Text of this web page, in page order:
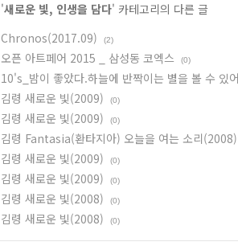
'새로운 빛, 인생을 담다' 카테고리의 다른 글
Chronos(2017.09)
(2)
오픈 아트페어 2015 _ 삼성동 코엑스 (0)
10's_밤이 좋았다.하늘에 반짝이는 별을 볼 수 있
김령 새로운 빛(2009) (0)
김령 새로운 빛(2009) (0)
김령 Fantasia(환타지아) 오늘을 여는 소리(2008)
김령 새로운 빛(2009) (0)
김령 새로운 빛(2009) (0)
김령 새로운 빛(2008) (0)
김령 새로운 빛(2008) (0)